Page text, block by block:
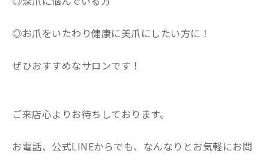
◎お爪をいたわり健康に美爪にしたい方に！
ぜひおすすめなサロンです！
ご来店心よりお待ちしております。
お電話、公式LINEからでも、なんなりとお気軽にお問